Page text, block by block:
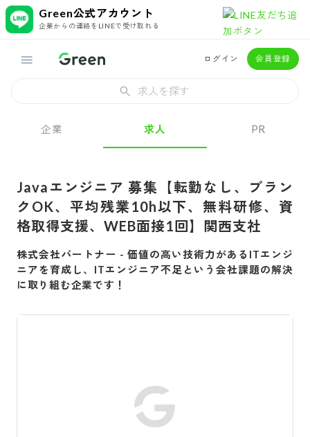
Green公式アカウント
企業からの連絡をLINEで受け取れる
ログイン 会員登録
求人を探す
企業 求人 PR
Javaエンジニア 募集【転勤なし、ブラン
クOK、平均残業10h以下、無料研修、資
格取得支援、WEB面接1回】関西支社
株式会社パートナー - 価値の高い技術力があるITエンジ
ニアを育成し、ITエンジニア不足という会社課題の解決
に取り組む企業です！